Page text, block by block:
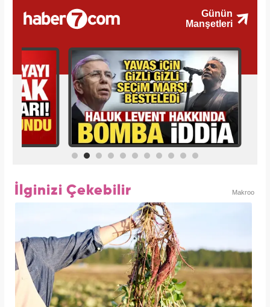
İlginizi Çekebilir Makroo